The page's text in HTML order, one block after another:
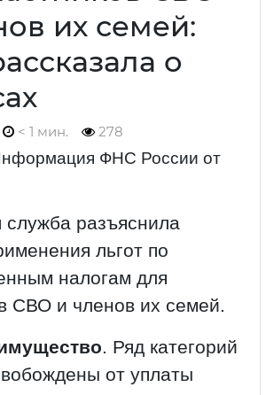
их семей:
о
< 1 мин. 278
ФНС России от
служба разъяснила
льгот по
налогам для
СВО и членов их семей.
. Ряд категорий
от уплаты